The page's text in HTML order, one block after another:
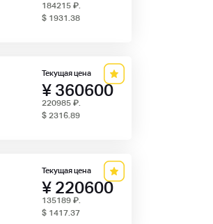
184215 ₽.
$ 1931.38
Текущая цена
¥ 360600
220985 ₽.
$ 2316.89
Текущая цена
¥ 220600
135189 ₽.
$ 1417.37